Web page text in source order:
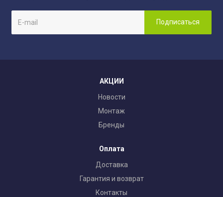
АКЦИИ
Новости
Монтаж
Бренды
Оплата
Доставка
Гарантия и возврат
Контакты